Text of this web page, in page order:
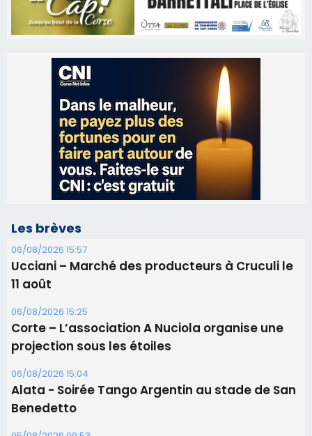
Les brèves
06/08/2026 15:57
Ucciani – Marché des producteurs à Cruculi le
11 août
06/08/2026 15:25
Corte – L’association A Nuciola organise une
projection sous les étoiles
06/08/2026 15:04
Alata - Soirée Tango Argentin au stade de San
Benedetto